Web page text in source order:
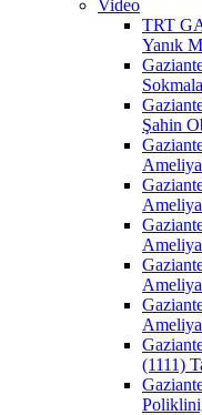
Video
TRT
Yanık
Şahin
(1111)